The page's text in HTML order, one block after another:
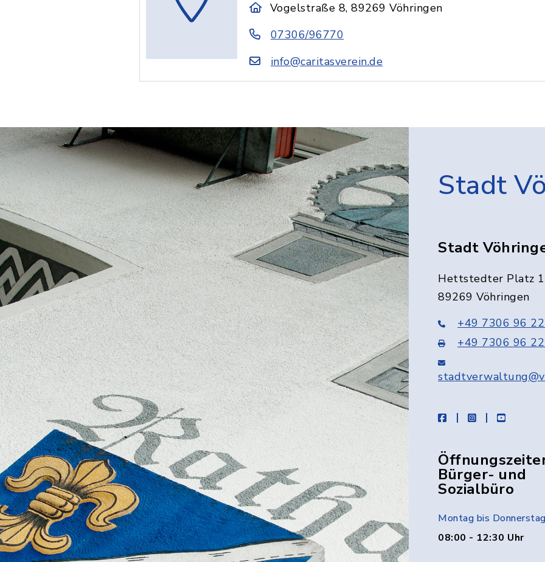
Vogelstraße 8, 89269 Vöhringen
07306/96770
info@caritasverein.de
Stadt
Stadt
Hettstedter Platz 1
89269 Vöhringen
+49 7306 96
+49 7306 96
facebookinstagramyoutube
Bürger- und
Sozialbüro
Montag bis
08:00 - 12:30 Uhr